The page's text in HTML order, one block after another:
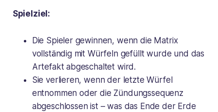
Spielziel:
Die Spieler gewinnen, wenn die Matrix
vollständig mit Würfeln gefüllt wurde und das
Artefakt abgeschaltet wird.
Sie verlieren, wenn der letzte Würfel
entnommen oder die Zündungssequenz
abgeschlossen ist – was das Ende der Erde